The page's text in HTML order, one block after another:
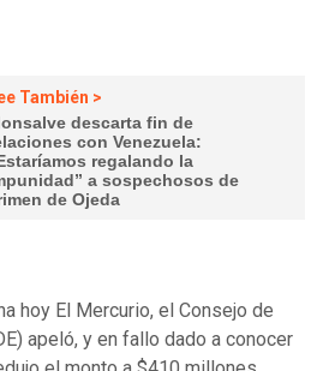
También >
descarta fin de
con Venezuela:
regalando la
a sospechosos de
de Ojeda
hoy El Mercurio, el Consejo de
apeló, y en fallo dado a conocer